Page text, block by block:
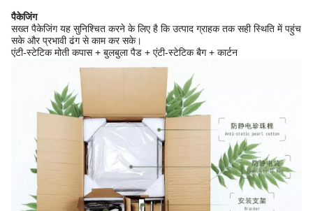
पैकेजिंग
सख्त पैकेजिंग यह सुनिश्चित करने के लिए है कि उत्पाद ग्राहक तक सही स्थिति में पहुंच
सके और प्रभावी ढंग से काम कर सके।
एंटी-स्टेटिक मोती कपास + बुलबुला पैड + एंटी-स्टेटिक बैग + कार्टन